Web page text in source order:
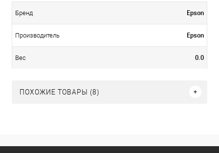
Бренд Epson
Производитель Epson
Вес 0.0
ПОХОЖИЕ ТОВАРЫ (8)